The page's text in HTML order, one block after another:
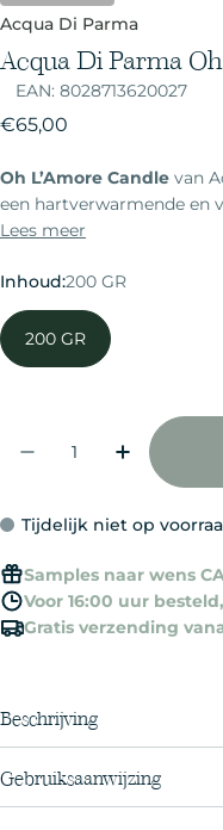
Acqua Di Parma
Acqua Di Parma
EAN: 8028713620027
Normale
€65,00
Oh L’Amore Candle van
een hartverwarmende en
Lees meer
Inhoud:200 GR
200 GR
Aantal Verlagen
Verhoog
Tijdelijk niet op
Samples naar wens
Voor 16:00 uur
Gratis verzending
Beschrijving
Gebruiksaanwijzing